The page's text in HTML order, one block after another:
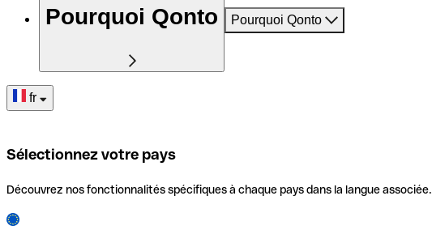
Pourquoi Qonto Pourquoi Qonto
fr
Sélectionnez votre pays
Découvrez nos fonctionnalités spécifiques à chaque pays dans la langue associée.